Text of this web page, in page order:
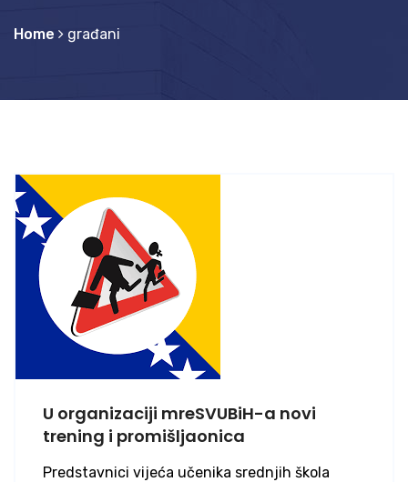
Home građani
U organizaciji mreSVUBiH-a novi
trening i promišljaonica
Predstavnici vijeća učenika srednjih škola